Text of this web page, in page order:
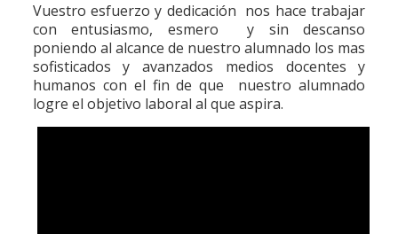
Vuestro esfuerzo y dedicación nos hace trabajar
con entusiasmo, esmero y sin descanso
poniendo al alcance de nuestro alumnado los mas
sofisticados y avanzados medios docentes y
humanos con el fin de que nuestro alumnado
logre el objetivo laboral al que aspira.